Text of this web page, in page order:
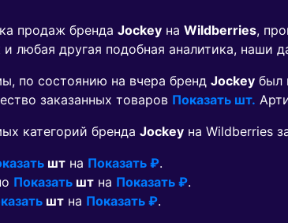
продаж бренда Jockey на Wildberries,
любая другая подобная аналитика, наши
по состоянию на вчера бренд Jockey был
заказанных товаров Показать шт.
категорий бренда Jockey на Wildberries
шт на Показать ₽.
Показать шт на Показать ₽.
шт на Показать ₽.